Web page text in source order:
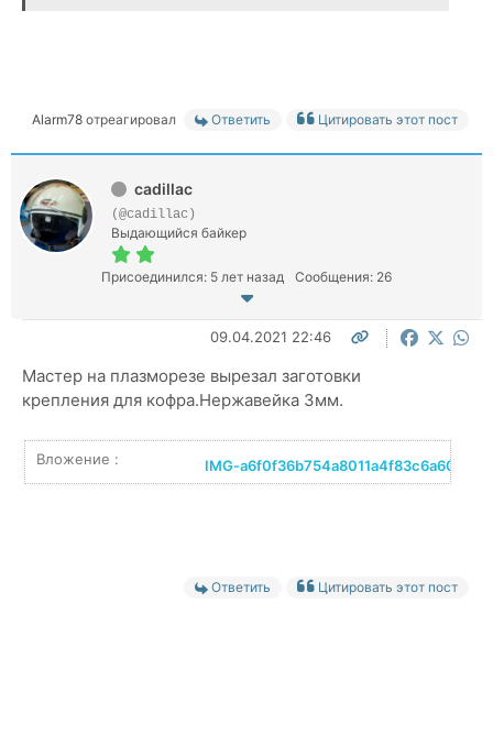
Alarm78 отреагировал Ответить Цитировать этот пост
cadillac
(@cadillac)
Выдающийся байкер
Присоединился: 5 лет назад Сообщения: 26
09.04.2021 22:46
Мастер на плазморезе вырезал заготовки
крепления для кофра.Нержавейка 3мм.
Вложение : IMG-
Ответить Цитировать этот пост